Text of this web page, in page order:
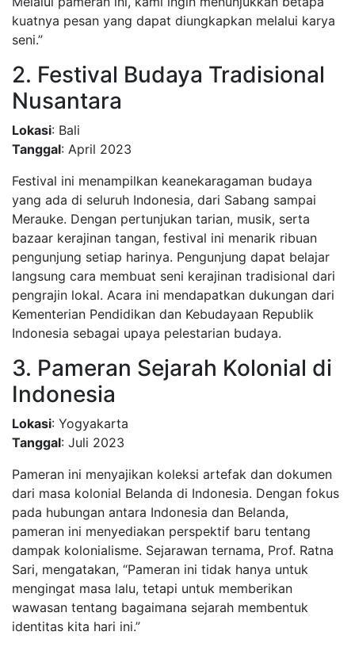
kuatnya pesan yang dapat diungkapkan melalui karya
seni.”
2. Festival Budaya Tradisional
Nusantara
Lokasi: Bali
Tanggal: April 2023
Festival ini menampilkan keanekaragaman budaya
yang ada di seluruh Indonesia, dari Sabang sampai
Merauke. Dengan pertunjukan tarian, musik, serta
bazaar kerajinan tangan, festival ini menarik ribuan
pengunjung setiap harinya. Pengunjung dapat belajar
langsung cara membuat seni kerajinan tradisional dari
pengrajin lokal. Acara ini mendapatkan dukungan dari
Kementerian Pendidikan dan Kebudayaan Republik
Indonesia sebagai upaya pelestarian budaya.
3. Pameran Sejarah Kolonial di
Indonesia
Lokasi: Yogyakarta
Tanggal: Juli 2023
Pameran ini menyajikan koleksi artefak dan dokumen
dari masa kolonial Belanda di Indonesia. Dengan fokus
pada hubungan antara Indonesia dan Belanda,
pameran ini menyediakan perspektif baru tentang
dampak kolonialisme. Sejarawan ternama, Prof. Ratna
Sari, mengatakan, “Pameran ini tidak hanya untuk
mengingat masa lalu, tetapi untuk memberikan
wawasan tentang bagaimana sejarah membentuk
identitas kita hari ini.”